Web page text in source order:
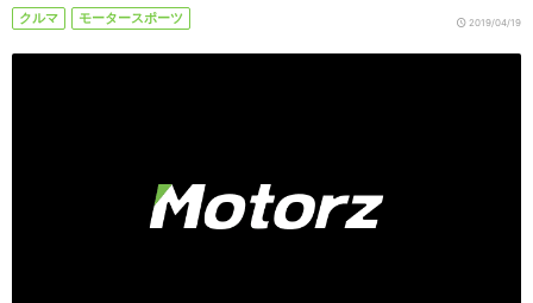
クルマ モータースポーツ 2019/04/19